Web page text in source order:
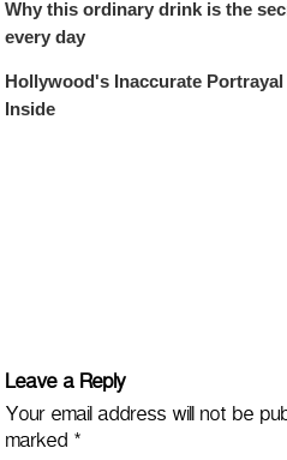
Leave a Reply
Your email address will not be
marked *